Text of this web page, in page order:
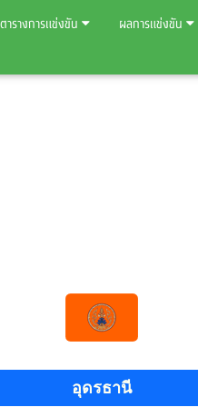
ตารางการแข่งขัน ผลการแข่งขัน
อุดรธานี